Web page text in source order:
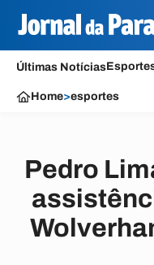
Últimas Notícias
Home>esportes
Pedro